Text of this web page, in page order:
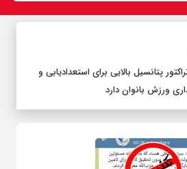
پتانسیل بالایی برای استعدادیابی و
ورزش بانوان دارد